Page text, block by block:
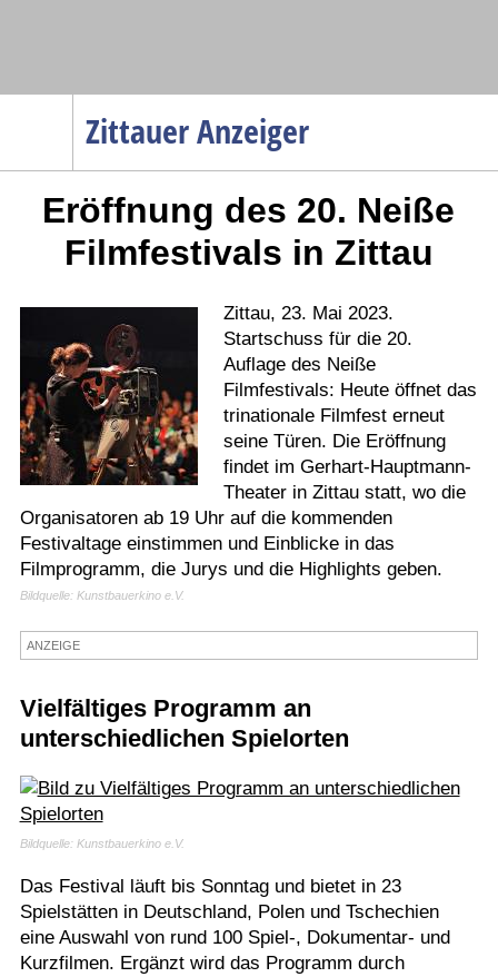
Zittauer Anzeiger
Menüpunkte
Politik
Gesellschaft
Wirtschaft
Service
Verkehr
Gesundheit
Kultur
Termine
Kostenlos
Eröffnung des 20. Neiße
Filmfestivals in Zittau
Zittau, 23. Mai 2023.
Startschuss für die 20.
Auflage des Neiße
Filmfestivals: Heute öffnet das
trinationale Filmfest erneut
seine Türen. Die Eröffnung
findet im Gerhart-Hauptmann-
Theater in Zittau statt, wo die
Organisatoren ab 19 Uhr auf die kommenden
Festivaltage einstimmen und Einblicke in das
Filmprogramm, die Jurys und die Highlights geben.
Bildquelle: Kunstbauerkino e.V.
ANZEIGE
Vielfältiges Programm an
unterschiedlichen Spielorten
Bildquelle: Kunstbauerkino e.V.
Das Festival läuft bis Sonntag und bietet in 23
Spielstätten in Deutschland, Polen und Tschechien
eine Auswahl von rund 100 Spiel-, Dokumentar- und
Kurzfilmen. Ergänzt wird das Programm durch